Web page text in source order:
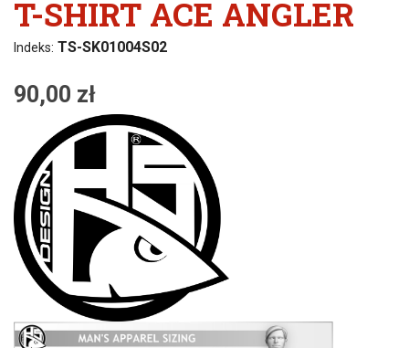
T-SHIRT ACE ANGLER
Indeks: TS-SK01004S02
90,00 zł